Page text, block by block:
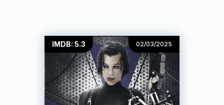
IMDB: 5.3 02/03/2025